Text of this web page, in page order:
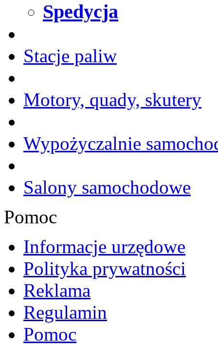
Spedycja
Stacje paliw
Motory, quady, skutery
Wypożyczalnie
Salony samochodowe
Pomoc
Informacje urzędowe
Polityka prywatności
Reklama
Regulamin
Pomoc